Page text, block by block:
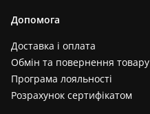
Допомога
Доставка і оплата
Обмін та повернення товару
Програма лояльності
Розрахунок сертифікатом